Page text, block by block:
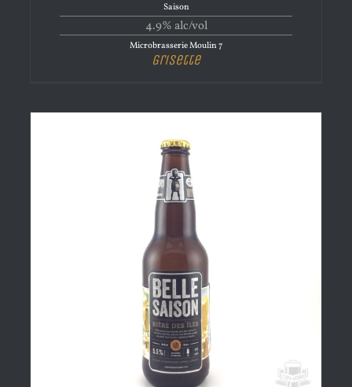
Saison
4.9% alc/vol
Microbrasserie Moulin 7
Grisette